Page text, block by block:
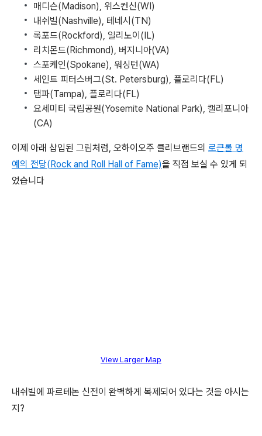
매디슨(Madison), 위스컨신(WI)
내쉬빌(Nashville), 테네시(TN)
록포드(Rockford), 일리노이(IL)
리치몬드(Richmond), 버지니아(VA)
스포케인(Spokane), 워싱턴(WA)
세인트 피터스버그(St. Petersburg), 플로리다(FL)
탬파(Tampa), 플로리다(FL)
요세미티 국립공원(Yosemite National Park), 캘리포니아
(CA)
이제 아래 삽입된 그림처럼, 오하이오주 클리브랜드의 로큰롤 명
예의 전당(Rock and Roll Hall of Fame)을 직접 보실 수 있게 되
었습니다
View Larger Map
내쉬빌에 파르테논 신전이 완벽하게 복제되어 있다는 것을 아시는
지?